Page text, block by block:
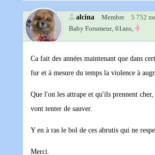
alcina Membre
5 752
Baby Forumeur‚ 61ans‚
Ca fait des années maintenant que dans
fur et à mesure du temps la violence à
Que l'on les attrape et qu'ils prennent
vont tenter de sauver.
Y en à ras le bol de ces abrutis qui ne
Merci.